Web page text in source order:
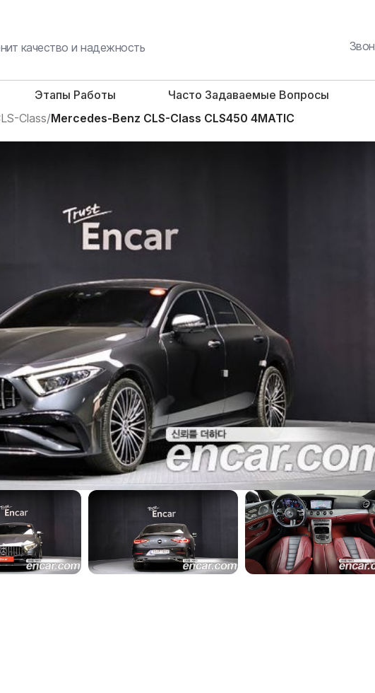
качество и надежность
Этапы Работы Часто Задаваемые Вопросы
Class/Mercedes-Benz CLS-Class CLS450 4MATIC